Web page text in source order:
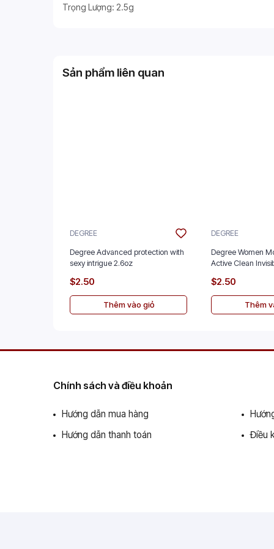
Trọng Lượng: 2.5g
Sản phẩm liên quan
DEGREE
Degree Advanced protection with
sexy intrigue 2.6oz
$2.50
Thêm vào giỏ
DEGREE
Degree Women
Active Clean
$2.50
Thêm
Chính sách và điều khoản
Hướng dẫn mua hàng
Hướng dẫn thanh toán
Điều